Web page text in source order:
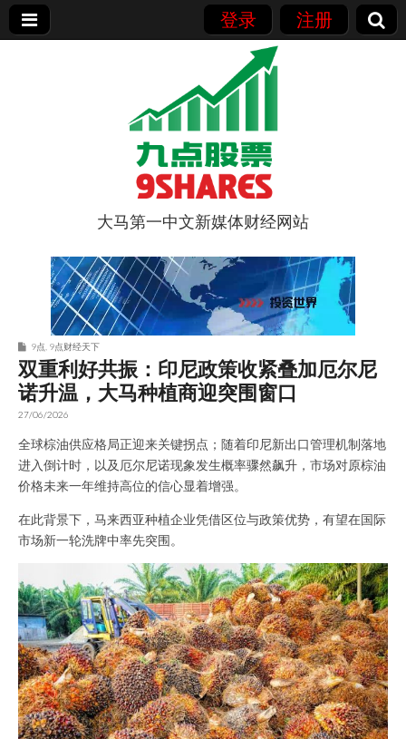
登录 注册
9点股票
大马第一中文新媒体财经网站
9点 9点财经天下
双重利好共振：印尼政策收紧叠加厄尔尼
诺升温，大马种植商迎突围窗口
27/06/2026
全球棕油供应格局正迎来关键拐点；随着印尼新出口管理机制落地
进入倒计时，以及厄尔尼诺现象发生概率骤然飙升，市场对原棕油
价格未来一年维持高位的信心显着增强。
在此背景下，马来西亚种植企业凭借区位与政策优势，有望在国际
市场新一轮洗牌中率先突围。